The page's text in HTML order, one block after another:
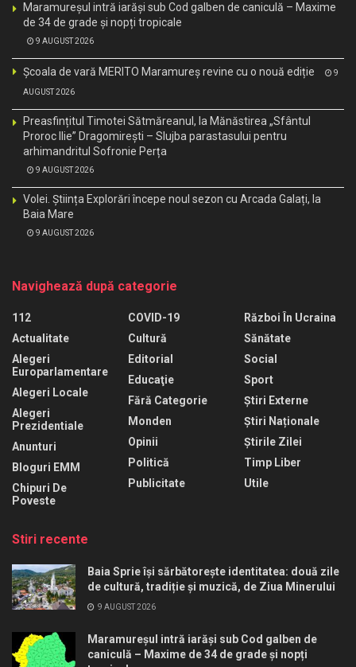
Maramureșul intră iarăși sub Cod galben de caniculă – Maxime
de 34 de grade și nopți tropicale
9 AUGUST 2026
Școala de vară MERITO Maramureș revine cu o nouă ediție 9
AUGUST 2026
Preasfințitul Timotei Sătmăreanul, la Mănăstirea „Sfântul
Proroc Ilie” Dragomirești – Slujba parastasului pentru
arhimandritul Sofronie Perța
9 AUGUST 2026
Volei. Știința Explorări începe noul sezon cu Arcada Galați, la
Baia Mare
9 AUGUST 2026
Navighează după categorie
112
Actualitate
Alegeri
Europarlamentare
Alegeri Locale
Alegeri
Prezidentiale
Anunturi
Bloguri EMM
Chipuri De
Poveste
COVID-19
Cultură
Editorial
Educaţie
Fără Categorie
Monden
Opinii
Politică
Publicitate
Război În Ucraina
Sănătate
Social
Sport
Știri Externe
Știri Naționale
Știrile Zilei
Timp Liber
Utile
Stiri recente
Baia Sprie își sărbătorește identitatea: două zile
de cultură, tradiție și muzică, de Ziua Minerului
9 AUGUST 2026
Maramureșul intră iarăși sub Cod galben de
caniculă – Maxime de 34 de grade și nopți